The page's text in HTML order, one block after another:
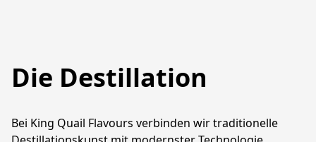
Die Destillation
Bei King Quail Flavours verbinden wir traditionelle